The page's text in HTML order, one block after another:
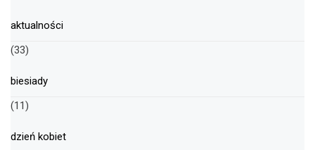
aktualności
(33)
biesiady
(11)
dzień kobiet